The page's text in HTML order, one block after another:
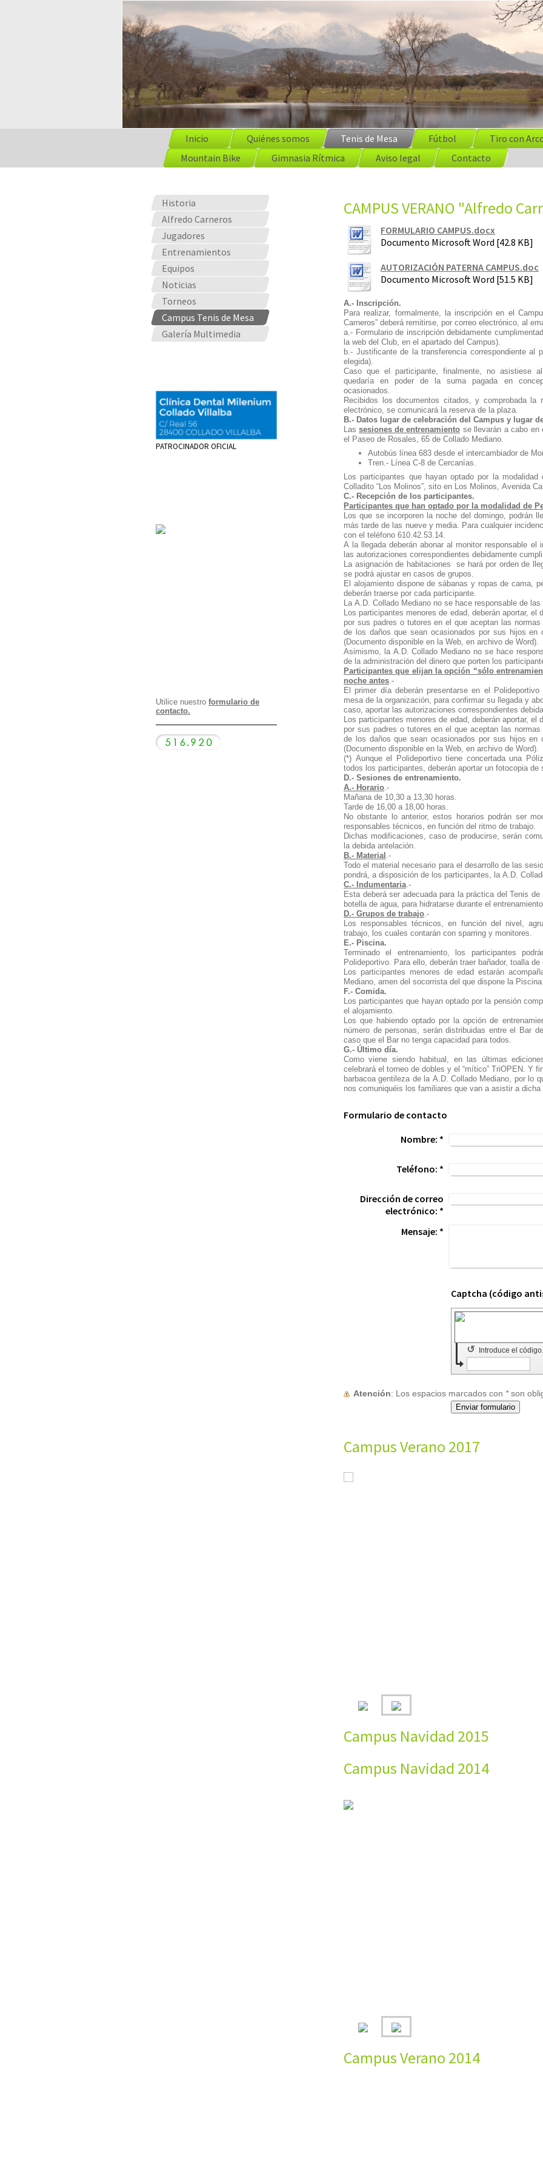
Inicio Quiénes somos Tenis de Mesa Fútbol Tiro con
Mountain Bike
Gimnasia Rítmica Aviso legal Contacto
Historia
Alfredo Carneros
Jugadores
Entrenamientos
Equipos
Noticias
Torneos
Campus Tenis de Mesa
Galería Multimedia
PATROCINADOR OFICIAL
Utilice nuestro formulario de
contacto.
CAMPUS VERANO "Alfredo
FORMULARIO CAMPUS.docx
Documento Microsoft Word [42.8 KB]
AUTORIZACIÓN PATERNA CAMPUS.doc
Documento Microsoft Word [51.5 KB]
A.- Inscripción.
Para realizar, formalmente, la inscripción en el
Carneros” deberá remitirse, por correo electrónico, al
a.- Formulario de inscripción debidamente
la web del Club, en el apartado del Campus).
b.- Justificante de la transferencia correspondiente al
elegida).
Caso que el participante, finalmente, no asistiese
quedaría en poder de la suma pagada en
ocasionados.
Recibidos los documentos citados, y comprobada la
electrónico, se comunicará la reserva de la plaza.
B.- Datos lugar de celebración del Campus y lugar
Las sesiones de entrenamiento se llevarán a cabo en
el Paseo de Rosales, 65 de Collado Mediano.
Autobús línea 683 desde el intercambiador de
Tren.- Línea C-8 de Cercanías.
Los participantes que hayan optado por la modalidad
Colladito “Los Molinos”, sito en Los Molinos, Avenida
C.- Recepción de los participantes.
Participantes que han optado por la modalidad de
Los que se incorporen la noche del domingo, podrán
más tarde de las nueve y media. Para cualquier
con el teléfono 610.42.53.14.
A la llegada deberán abonar al monitor responsable el
las autorizaciones correspondientes debidamente
La asignación de habitaciones se hará por orden de
se podrá ajustar en casos de grupos.
El alojamiento dispone de sábanas y ropas de cama,
deberán traerse por cada participante.
La A.D. Collado Mediano no se hace responsable de
Los participantes menores de edad, deberán aportar,
por sus padres o tutores en el que aceptan las
de los daños que sean ocasionados por sus hijos en
(Documento disponible en la Web, en archivo de Word).
Asimismo, la A.D. Collado Mediano no se hace
de la administración del dinero que porten los
Participantes que elijan la opción “sólo
noche antes.-
El primer día deberán presentarse en el
mesa de la organización, para confirmar su llegada y
caso, aportar las autorizaciones correspondientes
Los participantes menores de edad, deberán aportar,
por sus padres o tutores en el que aceptan las
de los daños que sean ocasionados por sus hijos en
(Documento disponible en la Web, en archivo de Word).
(*) Aunque el Polideportivo tiene concertada una
todos los participantes, deberán aportar un fotocopia de
D.- Sesiones de entrenamiento.
A.- Horario.-
Mañana de 10,30 a 13,30 horas.
Tarde de 16,00 a 18,00 horas.
No obstante lo anterior, estos horarios podrán ser
responsables técnicos, en función del ritmo de trabajo.
Dichas modificaciones, caso de producirse, serán
la debida antelación.
B.- Material .-
Todo el material necesario para el desarrollo de las
pondrá, a disposición de los participantes, la A.D.
C.- Indumentaria.-
Esta deberá ser adecuada para la práctica del Tenis
botella de agua, para hidratarse durante el
D.- Grupos de trabajo.-
Los responsables técnicos, en función del nivel,
trabajo, los cuales contarán con sparring y monitores.
E.- Piscina.
Terminado el entrenamiento, los participantes
Polideportivo. Para ello, deberán traer bañador, toalla
Los participantes menores de edad estarán
Mediano, amen del socorrista del que dispone la Piscina.
F.- Comida.
Los participantes que hayan optado por la pensión
el alojamiento.
Los que habiendo optado por la opción de
número de personas, serán distribuidas entre el Bar
caso que el Bar no tenga capacidad para todos.
G.- Último día.
Como viene siendo habitual, en las últimas
celebrará el torneo de dobles y el “mítico” TriOPEN. Y
barbacoa gentileza de la A.D. Collado Mediano, por lo
nos comuniquéis los familiares que van a asistir a
Formulario de contacto
Nombre: *
Teléfono: *
Dirección de correo
electrónico: *
Mensaje: *
Introduce el código.
↺
Atención : Los espacios marcados con *son
Campus Verano 2017
Campus Navidad 2015
Campus Navidad 2014
Campus Verano 2014